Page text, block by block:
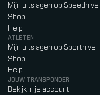
Mijn uitslagen op Speedhive
Shop
Help
ATLETEN
Mijn uitslagen op Sporthive
Shop
Help
JOUW TRANSPONDER
Bekijk in je account